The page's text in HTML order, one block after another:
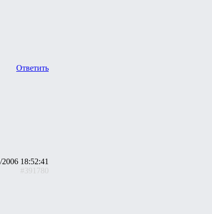
Ответить
18:52:41
#391780